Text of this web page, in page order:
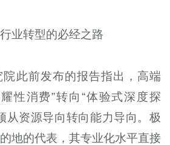
业转型的必经之路
院此前发布的报告指出，高端
性消费”转向“体验式深度探
从资源导向转向能力导向。极
地的代表，其专业化水平直接